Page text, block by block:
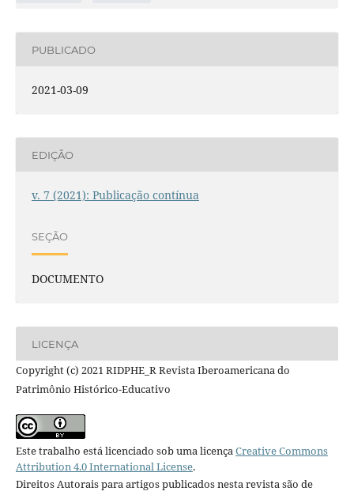
PUBLICADO
2021-03-09
EDIÇÃO
v. 7 (2021): Publicação contínua
SEÇÃO
DOCUMENTO
LICENÇA
Copyright (c) 2021 RIDPHE_R Revista Iberoamericana do
Patrimônio Histórico-Educativo
Este trabalho está licenciado sob uma licençaCreative Commons
Attribution 4.0 International License.
Direitos Autorais para artigos publicados nesta revista são de